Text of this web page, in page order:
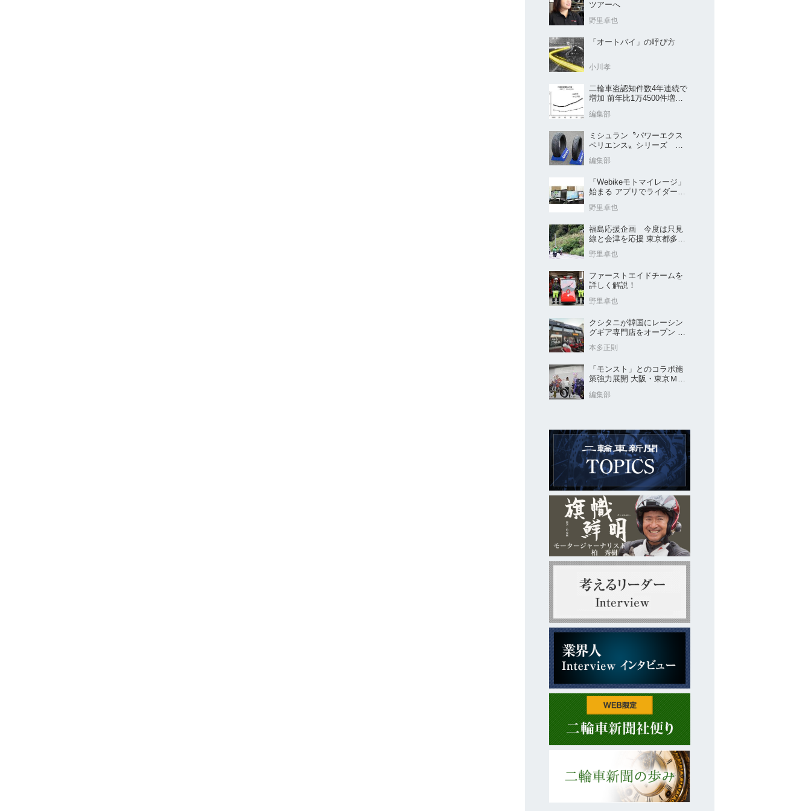
ツアーへ
野里卓也
「オートバイ」の呼び方
小川孝
二輪車盗認知件数4年連続で
増加 前年比1万4500件増／
編集部
ミシュラン〝パワーエクス
ペリエンス〟シリーズ
売
編集部
「Webikeモトマイレージ」
始まる アプリでライダーと
野里卓也
福島応援企画 今度は只見
線と会津を応援 東京都多摩
野里卓也
ファーストエイドチームを
詳しく解説！
野里卓也
クシタニが韓国にレーシン
グギア専門店をオープン 今
に展開
本多正則
「モンスト」とのコラボ施
策強力展開 大阪・東京ＭＣ
編集部